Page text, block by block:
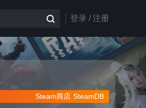
登录 / 注册
SteamDB
Steam商店